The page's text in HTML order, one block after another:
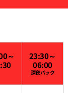
～
23:30～
06:00
深夜パック